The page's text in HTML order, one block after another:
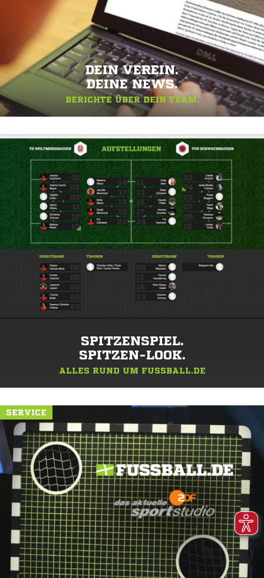
DEIN VEREIN.
DEINE NEWS.
BERICHTE ÜBER DEIN TEAM.
SPITZENSPIEL.
SPITZEN-LOOK.
ALLES RUND UM FUSSBALL.DE
SERVICE